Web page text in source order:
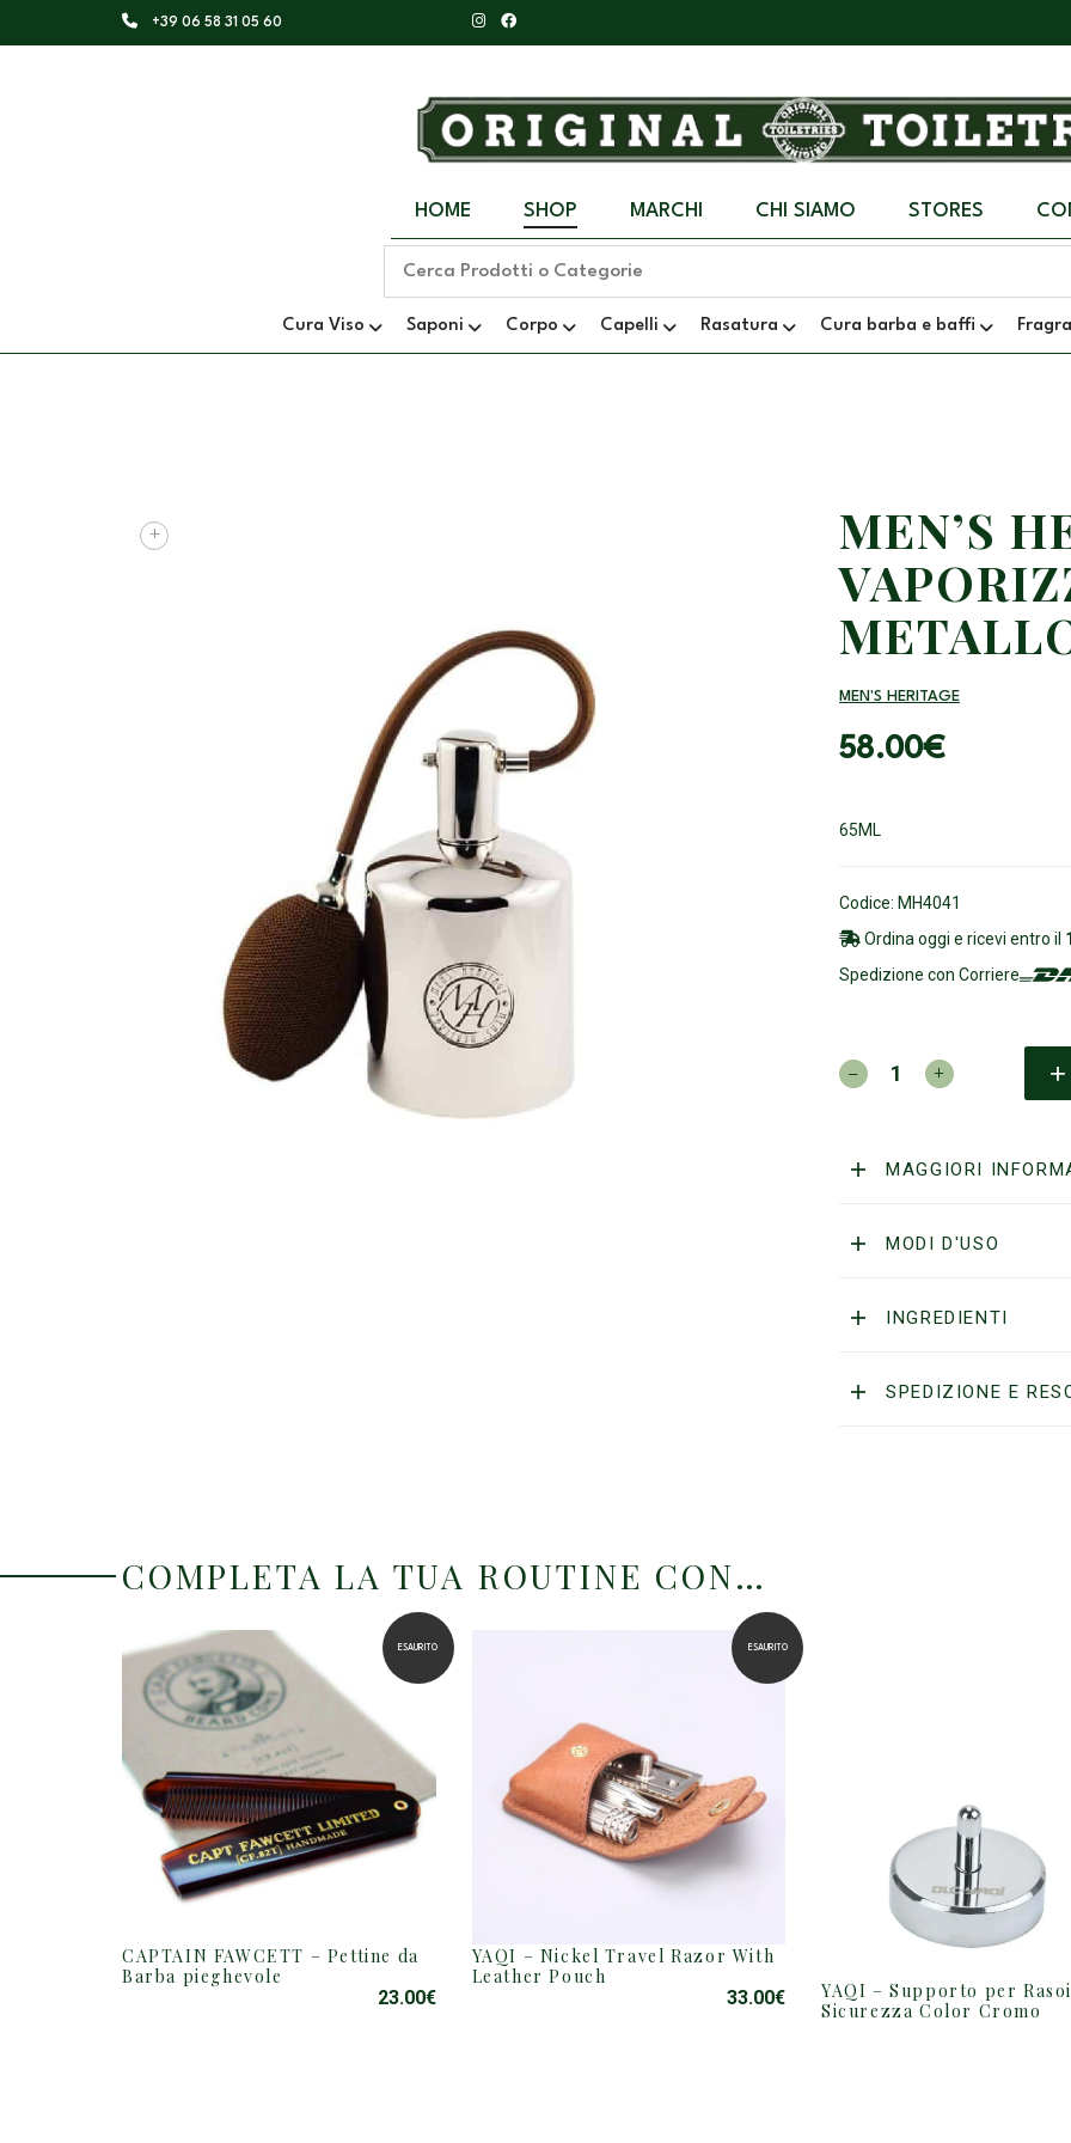
+39 06 58 31 05 60
HOME SHOP MARCHI CHI SIAMO STORES
Cura Viso Saponi Corpo Capelli Rasatura Cura barba e baffi
+
MEN’S
MEN'S HERITAGE
65ML
Codice: MH4041
Ordina oggi e ricevi entro il
Spedizione con Corriere
58.00€
MEN'S
HERITAGE-
METALLOMAGGIORI
MODI D'USO
INGREDIENTI
SPEDIZIONE E
COMPLETA LA TUA ROUTINE CON…
ESAURITO
CAPTAIN FAWCETT – Pettine da
Barba pieghevole
23.00€
ESAURITO
YAQI – Nickel Travel Razor With
Leather Pouch
33.00€
YAQI – Supporto per
Sicurezza Color Cromo